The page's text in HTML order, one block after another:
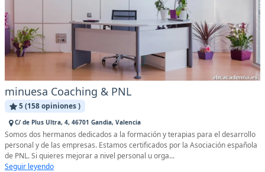
minuesa Coaching & PNL
5 (158 opiniones )
C/ de Plus Ultra, 4, 46701 Gandia, Valencia
Somos dos hermanos dedicados a la formación y terapias para el desarrollo
personal y de las empresas. Estamos certificados por la Asociación española
de PNL. Si quieres mejorar a nivel personal u orga...
Seguir leyendo